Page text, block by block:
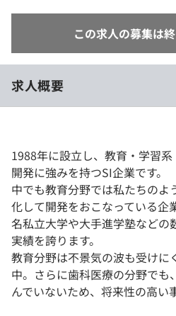
この求人の募集は
求人概要
1988年に設立し、教育・学習
開発に強みを持つSI企業です。
中でも教育分野では私たちの
化して開発をおこなっている企
名私立大学や大手進学塾などの
実績を誇ります。
教育分野は不景気の波も受けに
中。さらに歯科医療の分野でも
んでいないため、将来性の高い